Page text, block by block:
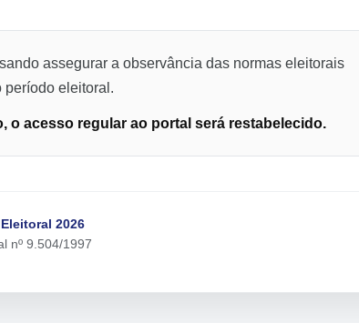
assegurar a observância das normas eleitorais
período eleitoral.
acesso regular ao portal será restabelecido.
2026
nº 9.504/1997